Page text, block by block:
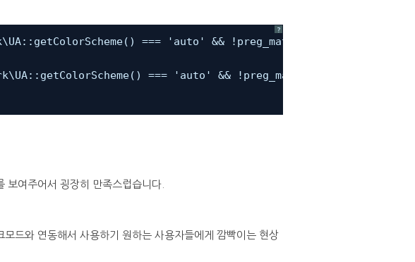
?
=== 'auto' && !preg_match('/
=== 'auto' && !preg_match('/
보여주어서 굉장히 만족스럽습니다.
드와 연동해서 사용하기 원하는 사용자들에게 깜빡이는 현상